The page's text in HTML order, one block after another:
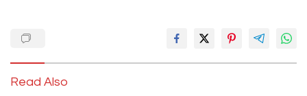
Read Also